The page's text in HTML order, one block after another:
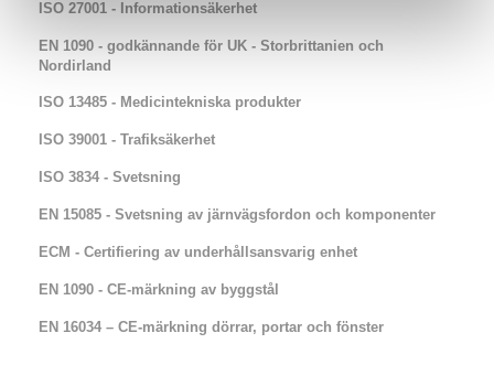
ISO 27001 - Informationsäkerhet
EN 1090 - godkännande för UK - Storbrittanien och
Nordirland​​
ISO 13485 - Medicintekniska produkter
ISO 39001 - Trafiksäkerhet
ISO 3834 - Svetsning
EN 15085 - Svetsning av järnvägsfordon och komponenter
ECM - Certifiering av underhållsansvarig enhet
EN 1090 - CE-märkning av byggstål
EN 16034 – CE-märkning dörrar, portar och fönster​​